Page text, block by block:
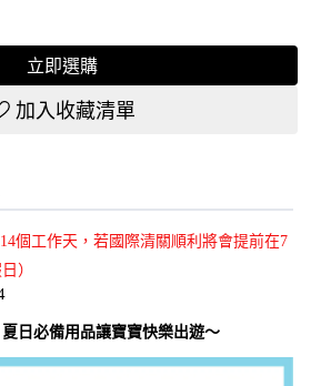
立即選購
加入收藏清單
個工作天，若國際清關順利將會提前在7
）
日必備用品讓寶寶快樂出遊～